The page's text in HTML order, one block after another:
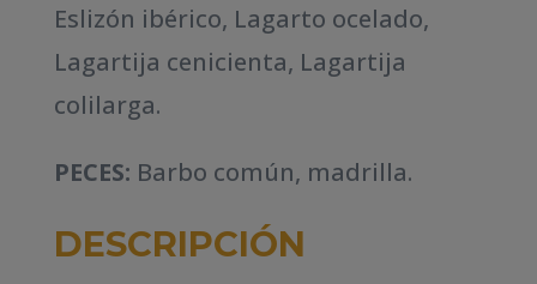
Eslizón ibérico, Lagarto ocelado,
Lagartija cenicienta, Lagartija
colilarga.
PECES: Barbo común, madrilla.
DESCRIPCIÓN